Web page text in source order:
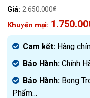
2.650.000₫
Giá
gốc
là:
2.650.000₫.
Giá
hiện
tại
là:
1.750.000₫.
Cam kết: Hàng
Bảo Hành: Chính
Bảo Hành: Bong
Phẩm…